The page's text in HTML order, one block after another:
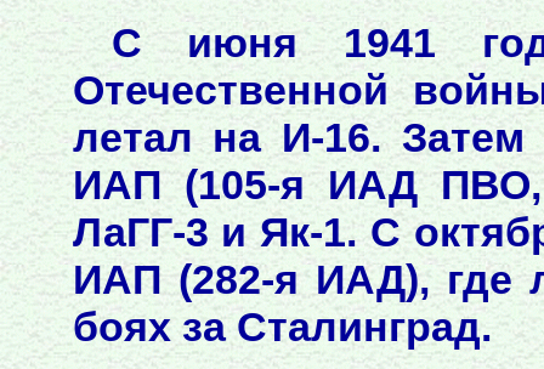
С июня 1941
Отечественной
летал на И-16. Затем
ИАП (105-я ИАД
ЛаГГ-3 и Як-1. С
ИАП (282-я ИАД), где
боях за Сталинград.